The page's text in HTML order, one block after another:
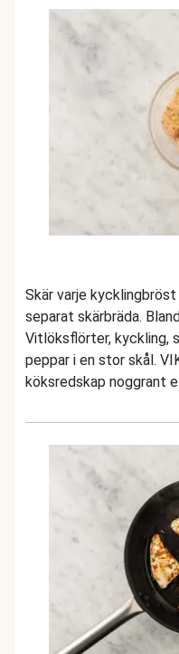
Skär varje
separat skärbräda.
Vitlöksflörter,
peppar i en stor skål.
köksredskap noggrant